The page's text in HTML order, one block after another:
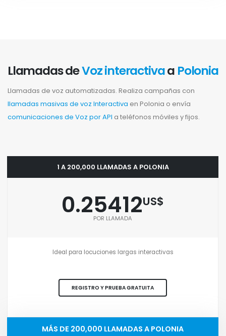
Llamadas deVoz interactivaa Polonia
Llamadas de voz automatizadas. Realiza campañas con
llamadas masivas de voz Interactiva en Polonia o envía
comunicaciones de Voz por API a teléfonos móviles y fijos.
1 A 200,000 LLAMADAS A POLONIA
0.25412US$
POR LLAMADA
Ideal para locuciones largas interactivas
REGISTRO Y PRUEBA GRATUITA
MÁS DE 200,000 LLAMADAS A POLONIA